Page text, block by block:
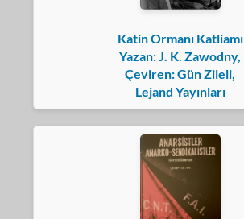
Katin Ormanı Katliamı
Yazan: J. K. Zawodny,
Çeviren: Gün Zileli,
Lejand Yayınları